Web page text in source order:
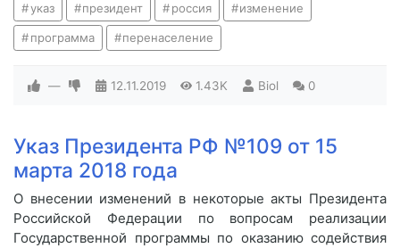
указ президент россия изменение
программа перенаселение
— 12.11.2019 1.43K Biol 0
Указ Президента РФ №109 от 15
марта 2018 года
О внесении изменений в некоторые акты Президента
Российской Федерации по вопросам реализации
Государственной программы по оказанию содействия